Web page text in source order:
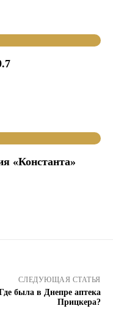
«Константа»
СЛЕДУЮЩАЯ СТАТЬЯ
была в Днепре аптека
Прицкера?